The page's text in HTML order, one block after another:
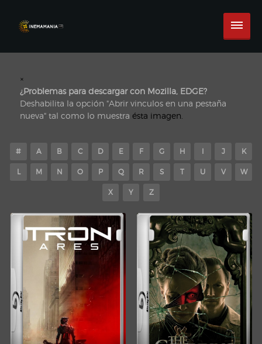
×
¿Problemas para descargar con Mozilla, EDGE?
Deshabilita la opción "Abrir vinculos en una pestaña
nueva" tal como lo muestra ésta imagen.
# A B C D E F G H I J K
L M N O P Q R S T U V W
X Y Z